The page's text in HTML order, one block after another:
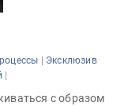
| Эксклюзив
|
с образом